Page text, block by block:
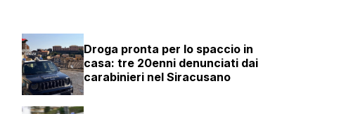
Droga pronta per lo spaccio in
casa: tre 20enni denunciati dai
carabinieri nel Siracusano